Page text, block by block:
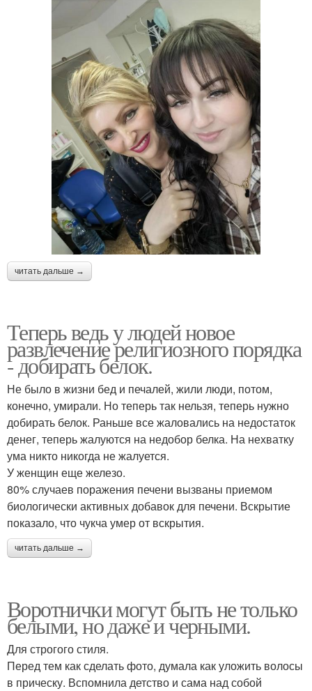
читать дальше →
Теперь ведь у людей новое
развлечение религиозного порядка
- добирать белок.
Не было в жизни бед и печалей, жили люди, потом,
конечно, умирали. Но теперь так нельзя, теперь нужно
добирать белок. Раньше все жаловались на недостаток
денег, теперь жалуются на недобор белка. На нехватку
ума никто никогда не жалуется.
У женщин еще железо.
80% случаев поражения печени вызваны приемом
биологически активных добавок для печени. Вскрытие
показало, что чукча умер от вскрытия.
читать дальше →
Воротнички могут быть не только
белыми, но даже и черными.
Для строгого стиля.
Перед тем как сделать фото, думала как уложить волосы
в прическу. Вспомнила детство и сама над собой